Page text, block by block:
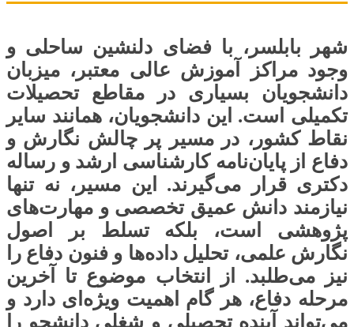
شهر بابلسر، با فضای دلنشین ساحلی و
وجود مراکز آموزش عالی معتبر، میزبان
دانشجویان بسیاری در مقاطع تحصیلات
تکمیلی است. این دانشجویان، همانند سایر
نقاط کشور، در مسیر پر چالش نگارش و
دفاع از پایان‌نامه کارشناسی ارشد و رساله
دکتری قرار می‌گیرند. این مسیر، نه تنها
نیازمند دانش عمیق تخصصی و مهارت‌های
پژوهشی است، بلکه تسلط بر اصول
نگارش علمی، تحلیل داده‌ها و فنون دفاع را
نیز می‌طلبد. از انتخاب موضوع تا آخرین
مرحله دفاع، هر گام اهمیت ویژه‌ای دارد و
می‌تواند آینده تحصیلی و شغلی دانشجو را